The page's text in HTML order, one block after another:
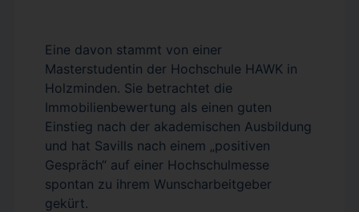
Eine davon stammt von einer
Masterstudentin der Hochschule HAWK in
Holzminden. Sie betrachtet die
Immobilienbewertung als einen guten
Einstieg nach der akademischen Ausbildung
und hat Savills nach einem „positiven
Gespräch“ auf einer Hochschulmesse
spontan zu ihrem Wunscharbeitgeber
gekürt.